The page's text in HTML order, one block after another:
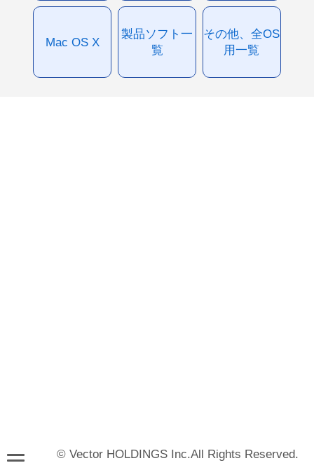
Mac OS X
製品ソフト一
覧
その他、全OS
用一覧
© Vector HOLDINGS Inc.All Rights Reserved.